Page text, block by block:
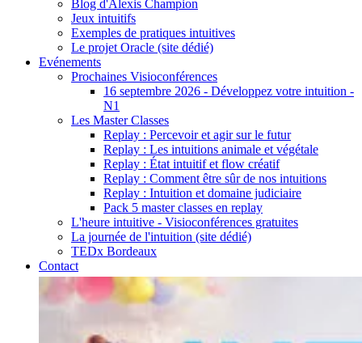
Blog d'Alexis Champion
Jeux intuitifs
Exemples de pratiques intuitives
Le projet Oracle (site dédié)
Evénements
Prochaines Visioconférences
16 septembre 2026 - Développez votre intuition -
N1
Les Master Classes
Replay : Percevoir et agir sur le futur
Replay : Les intuitions animale et végétale
Replay : État intuitif et flow créatif
Replay : Comment être sûr de nos intuitions
Replay : Intuition et domaine judiciaire
Pack 5 master classes en replay
L'heure intuitive - Visioconférences gratuites
La journée de l'intuition (site dédié)
TEDx Bordeaux
Contact